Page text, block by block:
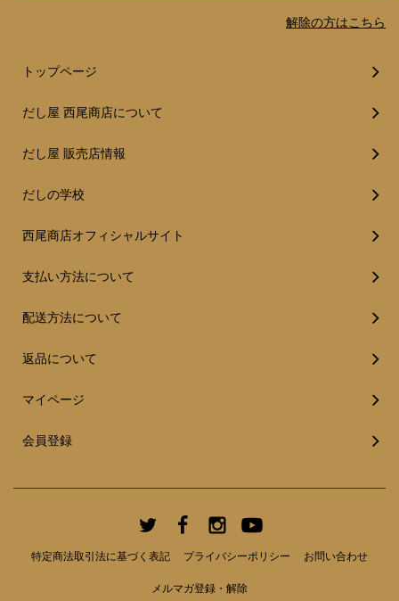
解除の方はこちら
トップページ
だし屋 西尾商店について
だし屋 販売店情報
だしの学校
西尾商店オフィシャルサイト
支払い方法について
配送方法について
返品について
マイページ
会員登録
特定商法取引法に基づく表記 プライバシーポリシー お問い合わせ
メルマガ登録・解除